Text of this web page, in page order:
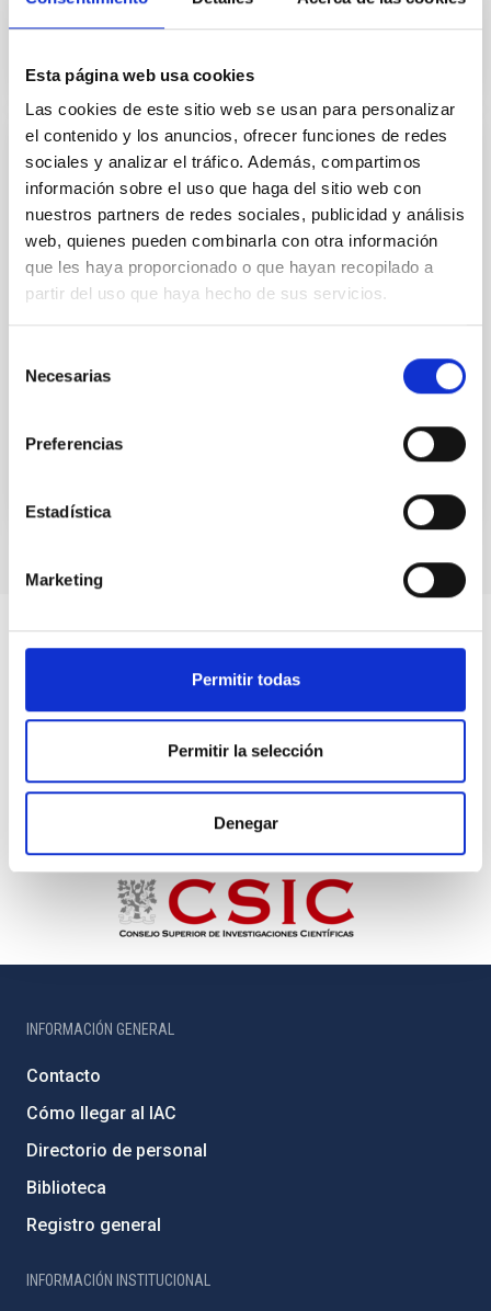
Esta página web usa cookies
Las cookies de este sitio web se usan para personalizar
el contenido y los anuncios, ofrecer funciones de redes
sociales y analizar el tráfico. Además, compartimos
información sobre el uso que haga del sitio web con
nuestros partners de redes sociales, publicidad y análisis
web, quienes pueden combinarla con otra información
que les haya proporcionado o que hayan recopilado a
partir del uso que haya hecho de sus servicios.
Necesarias
Preferencias
Estadística
Marketing
Permitir todas
Permitir la selección
Denegar
EVENTO
Restricciones sobre la materia oscura
ultraligera a partir de las curvas de
rotación de las galaxias por el Prof. Diego
Blas (King's College London)
La materia oscura ultraligera bosónica (ULDM) en el
sido invocada como un candidato motivado con
INFORMACIÓN GENERAL
Contacto
Cómo llegar al IAC
Directorio de personal
Biblioteca
Registro general
INFORMACIÓN INSTITUCIONAL